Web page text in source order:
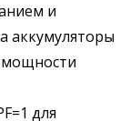
и
аккумуляторы
мощности
для